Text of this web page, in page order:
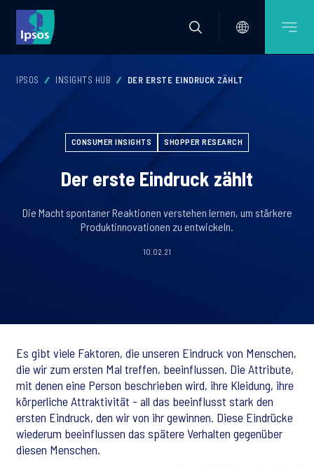
IPSOS INSIGHTS HUB DER ERSTE EINDRUCK ZÄHLT
CONSUMER INSIGHTS SHOPPER RESEARCH
Der erste Eindruck zählt
Die Macht spontaner Reaktionen verstehen lernen, um stärkere
Produktinnovationen zu entwickeln.
10.02.21
Es gibt viele Faktoren, die unseren Eindruck von Menschen,
die wir zum ersten Mal treffen, beeinflussen. Die Attribute,
mit denen eine Person beschrieben wird, ihre Kleidung, ihre
körperliche Attraktivität - all das beeinflusst stark den
ersten Eindruck, den wir von ihr gewinnen. Diese Eindrücke
wiederum beeinflussen das spätere Verhalten gegenüber
diesen Menschen.